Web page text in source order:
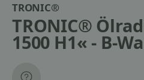
TRONIC®
TRONIC®
1500 H1« - B-